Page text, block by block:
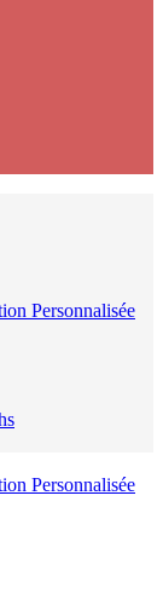
Personnalisée
Personnalisée